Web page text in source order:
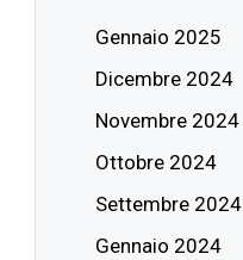
Gennaio 2025
Dicembre 2024
Novembre 2024
Ottobre 2024
Settembre 2024
Gennaio 2024